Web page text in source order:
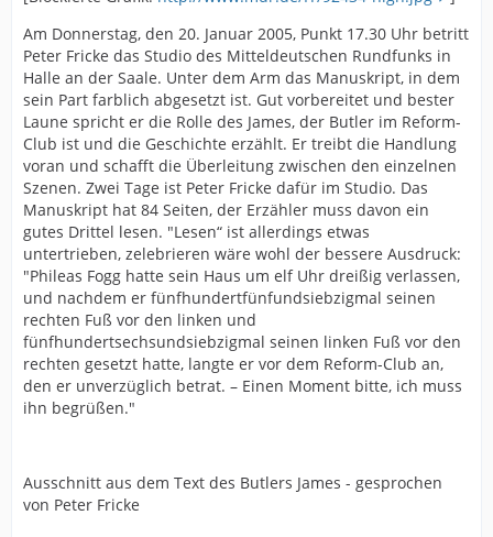
Am Donnerstag, den 20. Januar 2005, Punkt 17.30 Uhr betritt
Peter Fricke das Studio des Mitteldeutschen Rundfunks in
Halle an der Saale. Unter dem Arm das Manuskript, in dem
sein Part farblich abgesetzt ist. Gut vorbereitet und bester
Laune spricht er die Rolle des James, der Butler im Reform-
Club ist und die Geschichte erzählt. Er treibt die Handlung
voran und schafft die Überleitung zwischen den einzelnen
Szenen. Zwei Tage ist Peter Fricke dafür im Studio. Das
Manuskript hat 84 Seiten, der Erzähler muss davon ein
gutes Drittel lesen. "Lesen“ ist allerdings etwas
untertrieben, zelebrieren wäre wohl der bessere Ausdruck:
"Phileas Fogg hatte sein Haus um elf Uhr dreißig verlassen,
und nachdem er fünfhundertfünfundsiebzigmal seinen
rechten Fuß vor den linken und
fünfhundertsechsundsiebzigmal seinen linken Fuß vor den
rechten gesetzt hatte, langte er vor dem Reform-Club an,
den er unverzüglich betrat. – Einen Moment bitte, ich muss
ihn begrüßen."
Ausschnitt aus dem Text des Butlers James - gesprochen
von Peter Fricke